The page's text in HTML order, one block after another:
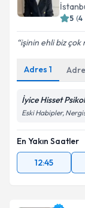
5 (4
işinin ehli biz
Adres 1
İyice Hisset
Eski Habipler,
En Yakın Saatler
12:45